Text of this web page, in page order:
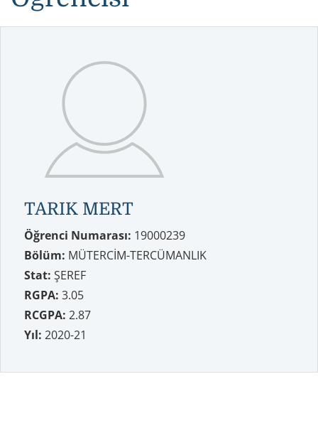
TARIK MERT
Öğrenci Numarası: 19000239
Bölüm: MÜTERCİM-TERCÜMANLIK
Stat: ŞEREF
RGPA: 3.05
RCGPA: 2.87
Yıl: 2020-21